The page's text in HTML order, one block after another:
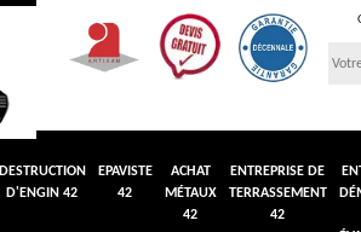
DESTRUCTION
D'ENGIN 42
EPAVISTE
42
ACHAT
MÉTAUX
42
ENTREPRISE DE
TERRASSEMENT
42